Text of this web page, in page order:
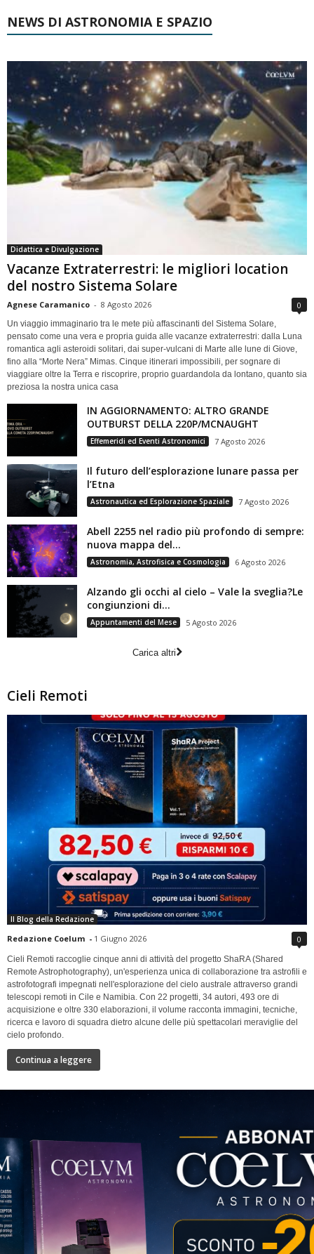
NEWS DI ASTRONOMIA E SPAZIO
Didattica e Divulgazione
Vacanze Extraterrestri: le migliori location
del nostro Sistema Solare
Agnese Caramanico - 8 Agosto 2026 0
Un viaggio immaginario tra le mete più affascinanti del Sistema Solare,
pensato come una vera e propria guida alle vacanze extraterrestri: dalla Luna
romantica agli asteroidi solitari, dai super-vulcani di Marte alle lune di Giove,
fino alla “Morte Nera” Mimas. Cinque itinerari impossibili, per sognare di
viaggiare oltre la Terra e riscoprire, proprio guardandola da lontano, quanto sia
preziosa la nostra unica casa
IN AGGIORNAMENTO: ALTRO GRANDE
OUTBURST DELLA 220P/MCNAUGHT
Effemeridi ed Eventi Astronomici 7 Agosto 2026
Il futuro dell’esplorazione lunare passa per
l’Etna
Astronautica ed Esplorazione Spaziale 7 Agosto 2026
Abell 2255 nel radio più profondo di sempre:
nuova mappa del...
Astronomia, Astrofisica e Cosmologia 6 Agosto 2026
Alzando gli occhi al cielo – Vale la sveglia?Le
congiunzioni di...
Appuntamenti del Mese 5 Agosto 2026
Carica altri
Cieli Remoti
Il Blog della Redazione
Redazione Coelum - 1 Giugno 2026 0
Cieli Remoti raccoglie cinque anni di attività del progetto ShaRA (Shared
Remote Astrophotography), un'esperienza unica di collaborazione tra astrofili e
astrofotografi impegnati nell'esplorazione del cielo australe attraverso grandi
telescopi remoti in Cile e Namibia. Con 22 progetti, 34 autori, 493 ore di
acquisizione e oltre 330 elaborazioni, il volume racconta immagini, tecniche,
ricerca e lavoro di squadra dietro alcune delle più spettacolari meraviglie del
cielo profondo.
Continua a leggere